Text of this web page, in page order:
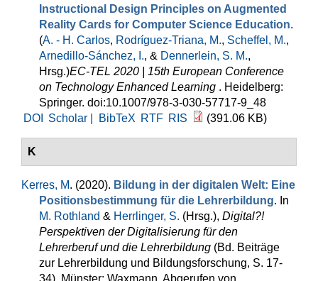
Instructional Design Principles on Augmented
Reality Cards for Computer Science Education.
(A. - H. Carlos, Rodríguez-Triana, M., Scheffel, M.,
Arnedillo-Sánchez, I., & Dennerlein, S. M.,
Hrsg.)EC-TEL 2020 | 15th European Conference
on Technology Enhanced Learning . Heidelberg:
Springer. doi:10.1007/978-3-030-57717-9_48
DOI
Scholar | BibTeX RTF RIS (391.06 KB)
K
Kerres, M. (2020). Bildung in der digitalen Welt: Eine
Positionsbestimmung für die Lehrerbildung. In
M. Rothland & Herrlinger, S. (Hrsg.), Digital?!
Perspektiven der Digitalisierung für den
Lehrerberuf und die Lehrerbildung (Bd. Beiträge
zur Lehrerbildung und Bildungsforschung, S. 17-
34). Münster: Waxmann. Abgerufen von